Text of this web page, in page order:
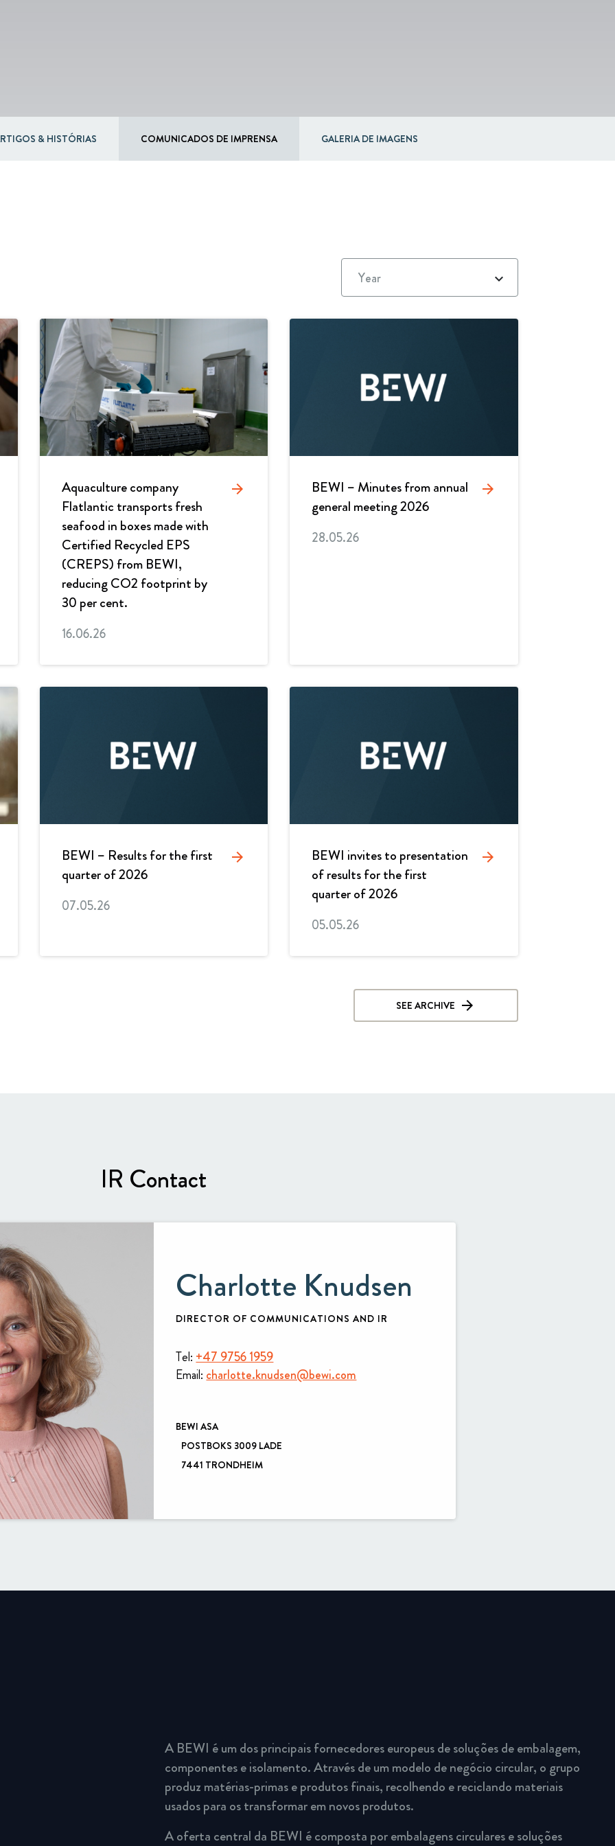
& HISTÓRIAS COMUNICADOS DE IMPRENSA GALERIA DE IMAGENS
Aquaculture company
Flatlantic transports fresh
seafood in boxes made with
Certified Recycled EPS
(CREPS) from BEWI,
reducing CO2 footprint by
30 per cent.
arrow_forward
16.06.26
BEWI – Minutes from annual
general meeting 2026
arrow_forward
28.05.26
BEWI – Results for the first
quarter of 2026
arrow_forward
07.05.26
BEWI invites to presentation
of results for the first
quarter of 2026
arrow_forward
05.05.26
SEE ARCHIVE
IR Contact
Charlotte Knudsen
DIRECTOR OF COMMUNICATIONS AND IR
Tel: +47 9756 1959
Email: charlotte.knudsen@bewi.com
BEWI ASA
POSTBOKS 3009 LADE
7441 TRONDHEIM
A BEWI é um dos principais fornecedores europeus de soluções de embalagem,
componentes e isolamento. Através de um modelo de negócio circular, o grupo
produz matérias-primas e produtos finais, recolhendo e reciclando materiais
usados para os transformar em novos produtos.
A oferta central da BEWI é composta por embalagens circulares e soluções